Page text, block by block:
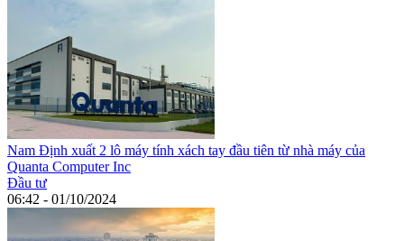
Nam Định xuất 2 lô máy tính xách tay đầu tiên từ nhà máy của
Quanta Computer Inc
Đầu tư
06:42 - 01/10/2024